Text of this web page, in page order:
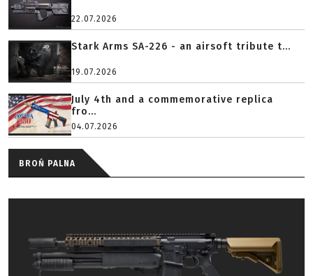
22.07.2026
Stark Arms SA-226 - an airsoft tribute t...
19.07.2026
July 4th and a commemorative replica
fro...
04.07.2026
BROŃ PALNA